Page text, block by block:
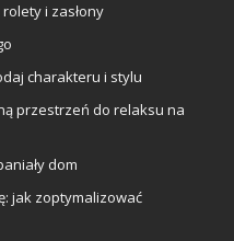
i zasłony
charakteru i stylu
przestrzeń do relaksu na
dom
jak zoptymalizować